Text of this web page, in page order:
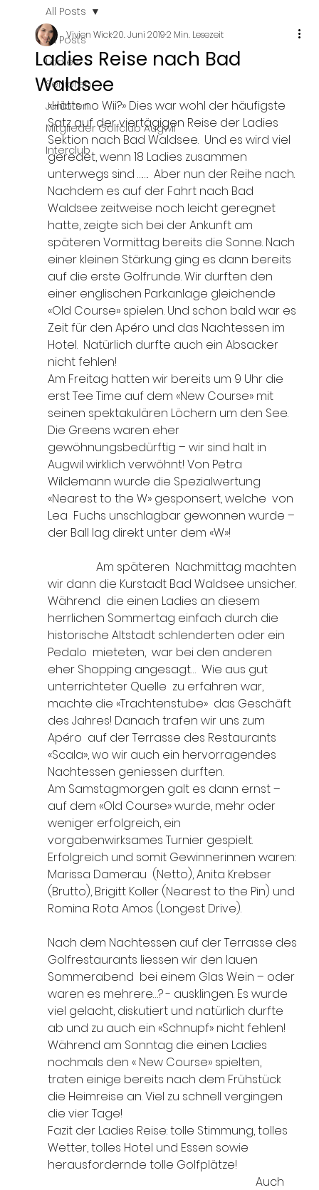
All Posts
Ladies
Senioren
Junioren
Mitglieder Golfclub Augwil
Interclub
All Posts
Ladies Reise nach Bad
Waldsee
Vivien Wick20. Juni 20192 Min. Lesezeit
«Hätts no Wii?» Dies war wohl der häufigste
Satz auf der viertägigen Reise der Ladies
Sektion nach Bad Waldsee.  Und es wird viel
geredet, wenn 18 Ladies zusammen
unterwegs sind …….  Aber nun der Reihe nach.
Nachdem es auf der Fahrt nach Bad
Waldsee zeitweise noch leicht geregnet
hatte, zeigte sich bei der Ankunft am
späteren Vormittag bereits die Sonne. Nach
einer kleinen Stärkung ging es dann bereits
auf die erste Golfrunde. Wir durften den
einer englischen Parkanlage gleichende
«Old Course» spielen. Und schon bald war es
Zeit für den Apéro und das Nachtessen im
Hotel.  Natürlich durfte auch ein Absacker
nicht fehlen!
Am Freitag hatten wir bereits um 9 Uhr die
erst Tee Time auf dem «New Course» mit
seinen spektakulären Löchern um den See.
Die Greens waren eher
gewöhnungsbedürftig – wir sind halt in
Augwil wirklich verwöhnt! Von Petra
Wildemann wurde die Spezialwertung
«Nearest to the W» gesponsert, welche  von
Lea  Fuchs unschlagbar gewonnen wurde –
der Ball lag direkt unter dem «W»!
                 Am späteren  Nachmittag machten
wir dann die Kurstadt Bad Waldsee unsicher.
Während  die einen Ladies an diesem
herrlichen Sommertag einfach durch die
historische Altstadt schlenderten oder ein
Pedalo  mieteten,  war bei den anderen
eher Shopping angesagt…  Wie aus gut
unterrichteter Quelle  zu erfahren war,
machte die «Trachtenstube»  das Geschäft
des Jahres! Danach trafen wir uns zum
Apéro  auf der Terrasse des Restaurants
«Scala», wo wir auch ein hervorragendes
Nachtessen geniessen durften.
Am Samstagmorgen galt es dann ernst –
auf dem «Old Course» wurde, mehr oder
weniger erfolgreich, ein
vorgabenwirksames Turnier gespielt.
Erfolgreich und somit Gewinnerinnen waren:
Marissa Damerau  (Netto), Anita Krebser
(Brutto), Brigitt Koller (Nearest to the Pin) und
Romina Rota Amos (Longest Drive).
Nach dem Nachtessen auf der Terrasse des
Golfrestaurants liessen wir den lauen
Sommerabend  bei einem Glas Wein – oder
waren es mehrere…? - ausklingen. Es wurde
viel gelacht, diskutiert und natürlich durfte
ab und zu auch ein «Schnupf» nicht fehlen!
Während am Sonntag die einen Ladies
nochmals den « New Course» spielten,
traten einige bereits nach dem Frühstück
die Heimreise an. Viel zu schnell vergingen
die vier Tage!
Fazit der Ladies Reise: tolle Stimmung, tolles
Wetter, tolles Hotel und Essen sowie
herausfordernde tolle Golfplätze!